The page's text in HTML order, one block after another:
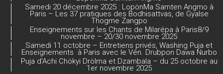
el
Samedi 20 décembre 2025 : LopönMa Samten Angmo à
Paris – Les 37 pratiques des Bodhisattvas, de Gyalse
Thogme Zangpo
Enseignements sur les Chants de Milarépa à Paris8/9
novembre – 20/30 novembre 2025
Samedi 11 octobre – Entretiens privés, Washing Puja et
Enseignements à Paris avec le Vén. Drubpon Dawa Nurbo
Puja d’Achi Chökyi Drölma et Dzambala – du 25 octobre au
1er novembre 2025